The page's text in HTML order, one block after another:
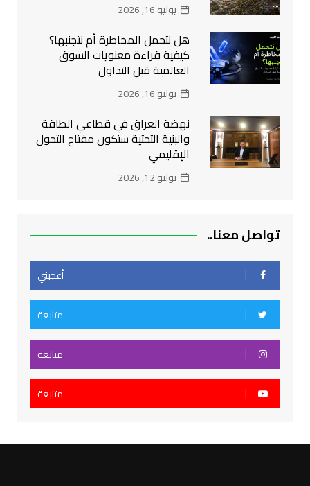
يوليو 16, 2026
هل نتحمل المخاطرة أم نتجنبها؟
كيفية قراءة معنويات السوق
العالمية قبل التداول
يوليو 16, 2026
نهضة العراق في قطاعي الطاقة
والبنية التحتية ستكون مفتاح التحول
الإقليمي
يوليو 12, 2026
تواصل معنا..
أعجبني
متابعة
متابعة
متابعة